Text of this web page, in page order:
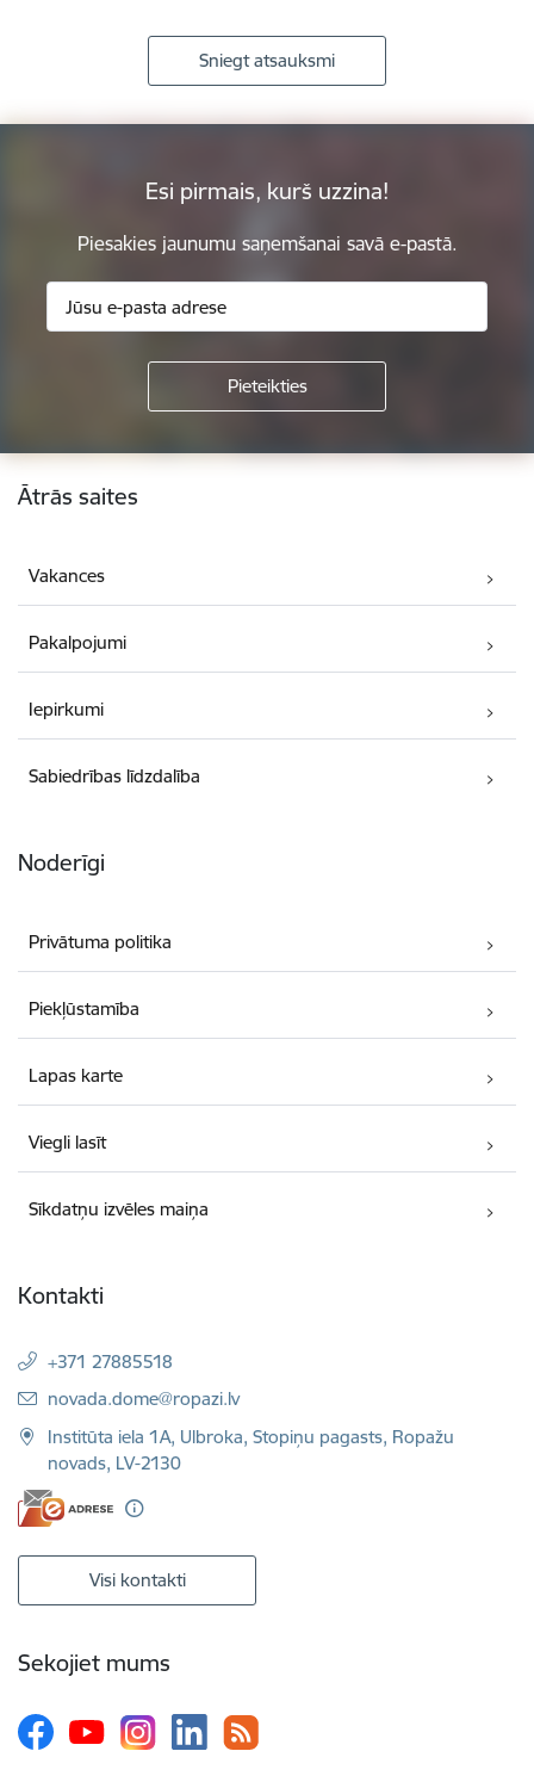
Sniegt atsauksmi
Esi pirmais, kurš uzzina!
Piesakies jaunumu saņemšanai savā e-pastā.
Kājene
Ātrās saites
Vakances
Pakalpojumi
Iepirkumi
Sabiedrības līdzdalība
Noderīgi
Privātuma politika
Piekļūstamība
Lapas karte
Viegli lasīt
Sīkdatņu izvēles maiņa
Kontakti
+371 27885518
E-pasts:
novada.dome@ropazi.lv
Institūta iela 1A, Ulbroka, Stopiņu pagasts, Ropažu
novads, LV-2130
Visi kontakti
Sekojiet mums